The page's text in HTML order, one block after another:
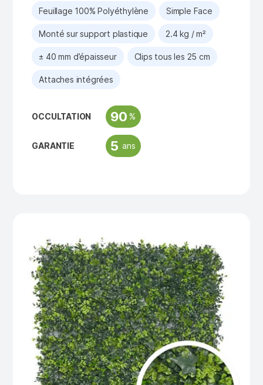
Feuillage 100% Polyéthylène Simple Face
Monté sur support plastique 2.4 kg / m²
± 40 mm d’épaisseur Clips tous les 25 cm
Attaches intégrées
OCCULTATION 90 %
GARANTIE 5 ans